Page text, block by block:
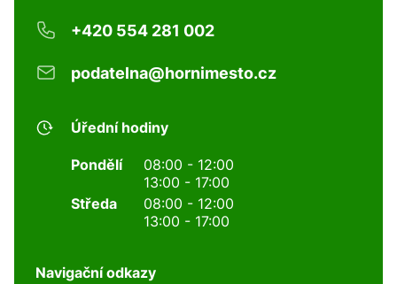
+420 554 281 002
podatelna@hornimesto.cz
Úřední hodiny
Pondělí
08:00 - 12:00
13:00 - 17:00
Středa
08:00 - 12:00
13:00 - 17:00
Navigační odkazy